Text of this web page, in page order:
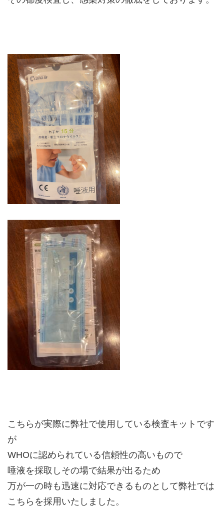
こちらが実際に弊社で使用している検査キットです
が
WHOに認められている信頼性の高いもので
唾液を採取しその場で結果が出るため
万が一の時も迅速に対応できるものとして弊社では
こちらを採用いたしました。